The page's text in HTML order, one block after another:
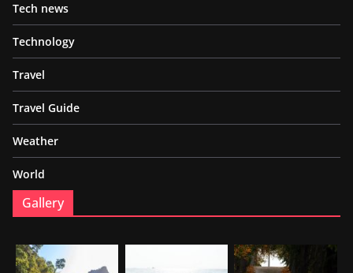
Tech news
Technology
Travel
Travel Guide
Weather
World
Gallery